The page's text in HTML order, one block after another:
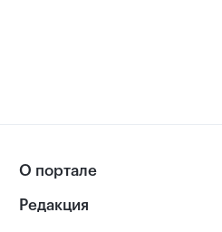
О портале
Редакция